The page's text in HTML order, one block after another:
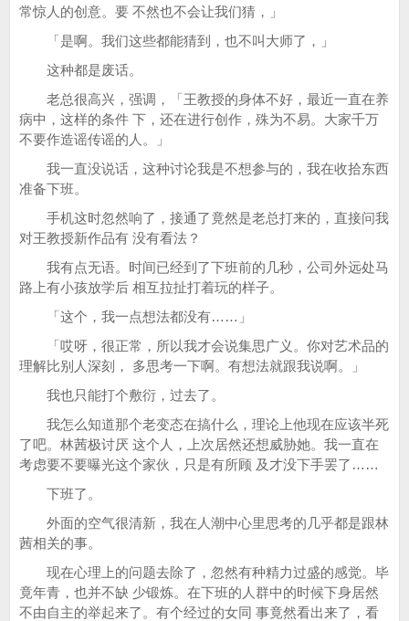
常惊人的创意。要 不然也不会让我们猜，」
「是啊。我们这些都能猜到，也不叫大师了，」
这种都是废话。
老总很高兴，强调，「王教授的身体不好，最近一直在养
病中，这样的条件 下，还在进行创作，殊为不易。大家千万
不要作造谣传谣的人。」
我一直没说话，这种讨论我是不想参与的，我在收拾东西
准备下班。
手机这时忽然响了，接通了竟然是老总打来的，直接问我
对王教授新作品有 没有看法？
我有点无语。时间已经到了下班前的几秒，公司外远处马
路上有小孩放学后 相互拉扯打着玩的样子。
「这个，我一点想法都没有……」
「哎呀，很正常，所以我才会说集思广义。你对艺术品的
理解比别人深刻， 多思考一下啊。有想法就跟我说啊。」
我也只能打个敷衍，过去了。
我怎么知道那个老变态在搞什么，理论上他现在应该半死
了吧。林茜极讨厌 这个人，上次居然还想威胁她。我一直在
考虑要不要曝光这个家伙，只是有所顾 及才没下手罢了……
下班了。
外面的空气很清新，我在人潮中心里思考的几乎都是跟林
茜相关的事。
现在心理上的问题去除了，忽然有种精力过盛的感觉。毕
竟年青，也并不缺 少锻炼。在下班的人群中的时候下身居然
不由自主的举起来了。有个经过的女同 事竟然看出来了，看